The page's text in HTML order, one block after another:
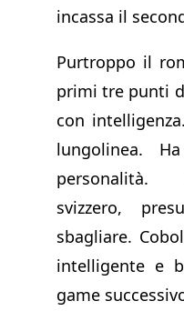
incassa il
Purtroppo il
primi tre punti
con
lungolinea.
personalità.
svizzero,
sbagliare.
intelligente e
game